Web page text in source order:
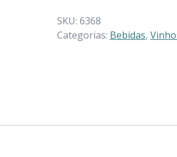
SKU: 6368
Categorias: Bebidas,